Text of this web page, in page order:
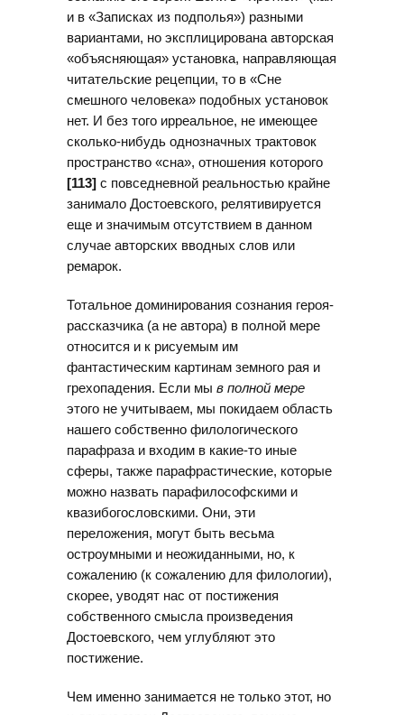
и в «Записках из подполья») разными
вариантами, но эксплицирована авторская
«объясняющая» установка, направляющая
читательские рецепции, то в «Сне
смешного человека» подобных установок
нет. И без того ирреальное, не имеющее
сколько-нибудь однозначных трактовок
пространство «сна», отношения которого
[113] с повседневной реальностью крайне
занимало Достоевского, релятивируется
еще и значимым отсутствием в данном
случае авторских вводных слов или
ремарок.
Тотальное доминирования сознания героя-
рассказчика (а не автора) в полной мере
относится и к рисуемым им
фантастическим картинам земного рая и
грехопадения. Если мы в полной мере
этого не учитываем, мы покидаем область
нашего собственно филологического
парафраза и входим в какие-то иные
сферы, также парафрастические, которые
можно назвать парафилософскими и
квазибогословскими. Они, эти
переложения, могут быть весьма
остроумными и неожиданными, но, к
сожалению (к сожалению для филологии),
скорее, уводят нас от постижения
собственного смысла произведения
Достоевского, чем углубляют это
постижение.
Чем именно занимается не только этот, но